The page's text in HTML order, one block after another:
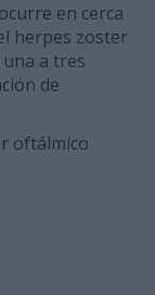
en cerca
herpes zoster
a tres
de
oftálmico